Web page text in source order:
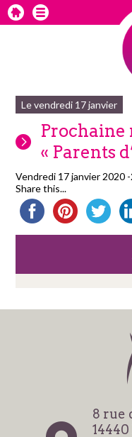
Le vendredi 17 janvier
Prochaine
« Parents
Vendredi 17 janvier 2020
Share this...
8 rue